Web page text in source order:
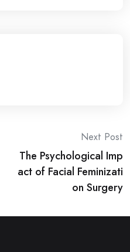
Next Post
The Psychological Imp
act of Facial Feminizati
on Surgery